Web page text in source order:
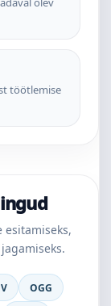
töötlemise
esitamiseks,
OGG